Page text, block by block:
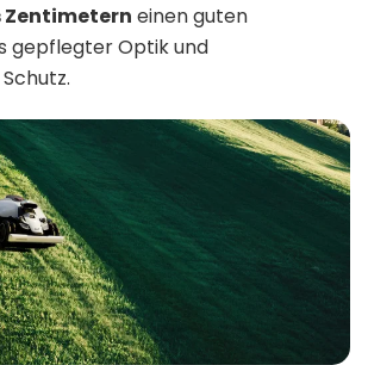
Zentimetern einen guten
gepflegter Optik und